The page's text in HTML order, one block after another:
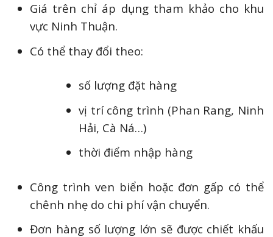
Giá trên chỉ áp dụng tham khảo cho khu
vực Ninh Thuận.
Có thể thay đổi theo:
số lượng đặt hàng
vị trí công trình (Phan Rang, Ninh
Hải, Cà Ná…)
thời điểm nhập hàng
Công trình ven biển hoặc đơn gấp có thể
chênh nhẹ do chi phí vận chuyển.
Đơn hàng số lượng lớn sẽ được chiết khấu